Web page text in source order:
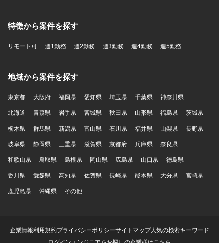
特徴から案件を探す
リモート可 週1勤務 週2勤務 週3勤務 週4勤務 週5勤務
地域から案件を探す
東京都 大阪府 福岡県 愛知県 埼玉県 千葉県
神奈川県
北海道
青森県 岩手県 宮城県 秋田県 山形県 福島県
茨城県
栃木県
群馬県 新潟県 富山県 石川県 福井県 山梨県
長野県
岐阜県
静岡県 三重県 滋賀県 京都府 兵庫県
奈良県
和歌山県
鳥取県 島根県 岡山県 広島県 山口県
徳島県
香川県
愛媛県 高知県 佐賀県 長崎県 熊本県 大分県
宮崎県
鹿児島県
沖縄県 その他
企業情報利用規約プライバシーポリシーサイトマップ人気の検索キーワード
ログインエンジニアをお探しの企業様はこちら